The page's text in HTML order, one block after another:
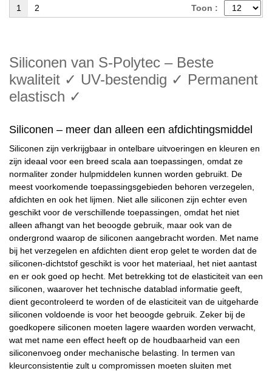
Toon :
1 2
Siliconen van S-Polytec – Beste
kwaliteit ✓ UV-bestendig ✓ Permanent
elastisch ✓
Siliconen – meer dan alleen een afdichtingsmiddel
Siliconen zijn verkrijgbaar in ontelbare uitvoeringen en kleuren en
zijn ideaal voor een breed scala aan toepassingen, omdat ze
normaliter zonder hulpmiddelen kunnen worden gebruikt. De
meest voorkomende toepassingsgebieden behoren verzegelen,
afdichten en ook het lijmen. Niet alle siliconen zijn echter even
geschikt voor de verschillende toepassingen, omdat het niet
alleen afhangt van het beoogde gebruik, maar ook van de
ondergrond waarop de siliconen aangebracht worden. Met name
bij het verzegelen en afdichten dient erop gelet te worden dat de
siliconen-dichtstof geschikt is voor het materiaal, het niet aantast
en er ook goed op hecht. Met betrekking tot de elasticiteit van een
siliconen, waarover het technische datablad informatie geeft,
dient gecontroleerd te worden of de elasticiteit van de uitgeharde
siliconen voldoende is voor het beoogde gebruik. Zeker bij de
goedkopere siliconen moeten lagere waarden worden verwacht,
wat met name een effect heeft op de houdbaarheid van een
siliconenvoeg onder mechanische belasting. In termen van
kleurconsistentie zult u compromissen moeten sluiten met